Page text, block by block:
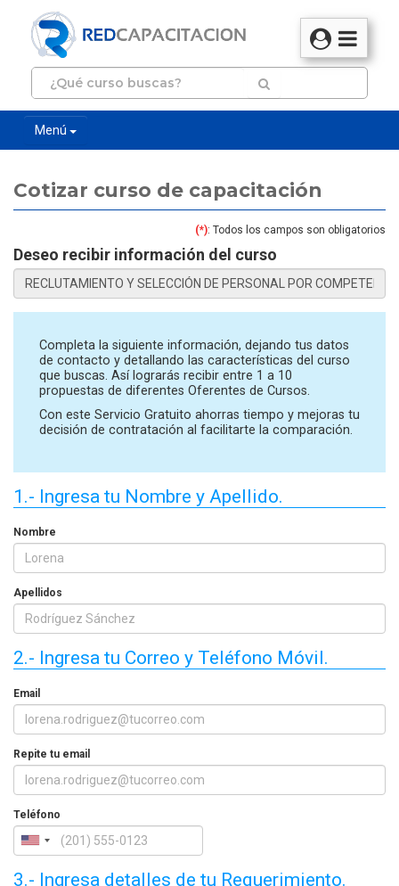
Menú
Cotizar curso de capacitación
(*): Todos los campos son obligatorios
Deseo recibir información del curso
Completa la siguiente información, dejando tus datos
de contacto y detallando las características del curso
que buscas. Así lograrás recibir entre 1 a 10
propuestas de diferentes Oferentes de Cursos.
Con este Servicio Gratuito ahorras tiempo y mejoras tu
decisión de contratación al facilitarte la comparación.
1.- Ingresa tu Nombre y Apellido.
Nombre
Apellidos
2.- Ingresa tu Correo y Teléfono Móvil.
Email
Repite tu email
Teléfono
3.- Ingresa detalles de tu Requerimiento.